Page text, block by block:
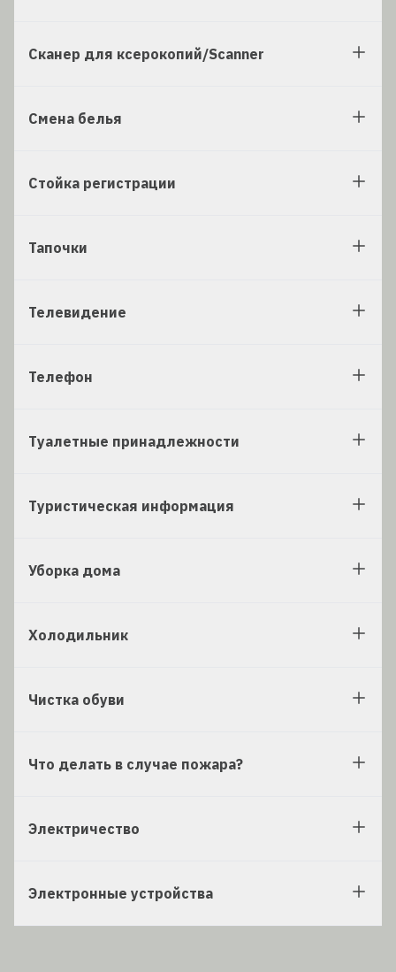
Сканер для ксерокопий/Scanner
Смена белья
Стойка регистрации
Тапочки
Телевидение
Телефон
Туалетные принадлежности
Туристическая информация
Уборка дома
Холодильник
Чистка обуви
Что делать в случае пожара?
Электричество
Электронные устройства